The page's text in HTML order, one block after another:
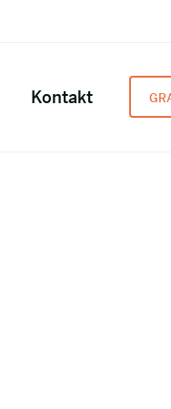
Kontakt